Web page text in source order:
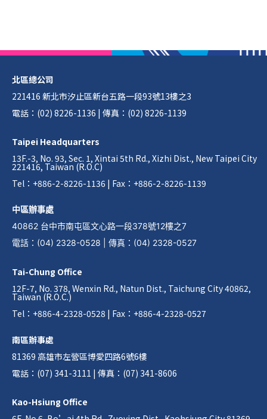
北區總公司
221416 新北市汐止區新台五路一段93號13樓之3
電話：(02) 8226-1136 | 傳真：(02) 8226-1139
Taipei Headquarters
13F.-3, No. 93, Sec. 1, Xintai 5th Rd., Xizhi Dist., New Taipei City
221416, Taiwan (R.O.C)
Tel：+886-2-8226-1136 | Fax：+886-2-8226-1139
中區辦事處
40862 台中市南屯區文心路一段378號12樓之7
電話 ： (04) 2328-0528 傳真 ： (04) 2328-0527
Tai-Chung Office
12F-7, No. 378, Wenxin Rd., Natun Dist., Taichung City 40862,
Taiwan (R.O.C.)
Tel：+886-4-2328-0528 | Fax：+886-4-2328-0527
南區辦事處
81369 高雄市左營區博愛四路6號6樓
電話：(07) 341-3111 | 傳真：(07) 341-8606
Kao-Hsiung Office